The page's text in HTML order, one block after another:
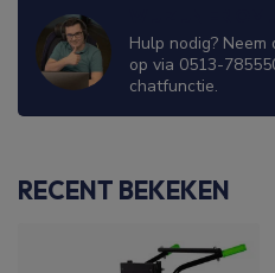
Hulp nodig?
op via 0513-
chatfunctie.
RECENT BEKEKEN